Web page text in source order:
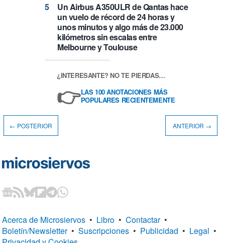
Un Airbus A350ULR de Qantas hace
un vuelo de récord de 24 horas y
unos minutos y algo más de 23.000
kilómetros sin escalas entre
Melbourne y Toulouse
¿INTERESANTE? NO TE PIERDAS…
👉LAS 100 ANOTACIONES MÁS
POPULARES RECIENTEMENTE
← POSTERIOR ANTERIOR →
Acerca de Microsiervos • Libro • Contactar •
Boletín/Newsletter • Suscripciones • Publicidad • Legal •